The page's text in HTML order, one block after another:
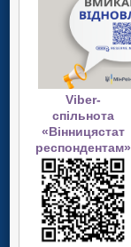
Viber-
спільнота
«Вінницястат
респондентам»